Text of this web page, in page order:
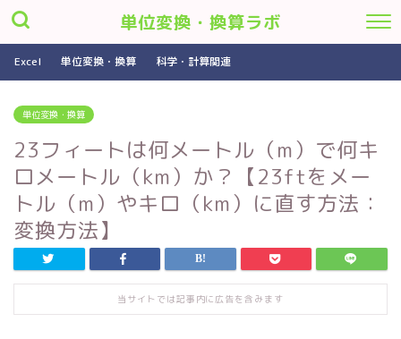
単位変換・換算ラボ
Excel 単位変換・換算 科学・計算関連
単位変換・換算
23フィートは何メートル（m）で何キ
ロメートル（km）か？【23ftをメー
トル（m）やキロ（km）に直す方法：
変換方法】
当サイトでは記事内に広告を含みます